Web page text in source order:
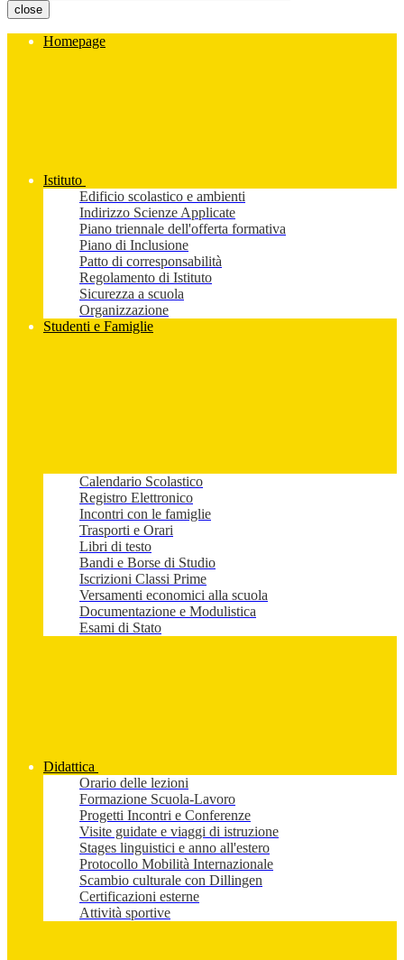
close
Homepage
Istituto
Edificio scolastico e ambienti
Indirizzo Scienze Applicate
Piano triennale dell'offerta formativa
Piano di Inclusione
Patto di corresponsabilità
Regolamento di Istituto
Sicurezza a scuola
Organizzazione
Studenti e Famiglie
Calendario Scolastico
Registro Elettronico
Incontri con le famiglie
Trasporti e Orari
Libri di testo
Bandi e Borse di Studio
Iscrizioni Classi Prime
Versamenti economici alla scuola
Documentazione e Modulistica
Esami di Stato
Didattica
Orario delle lezioni
Formazione Scuola-Lavoro
Progetti Incontri e Conferenze
Visite guidate e viaggi di istruzione
Stages linguistici e anno all'estero
Protocollo Mobilità Internazionale
Scambio culturale con Dillingen
Certificazioni esterne
Attività sportive